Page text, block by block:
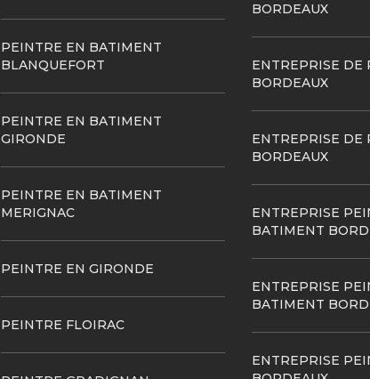
PEINTRE EN BATIMENT
BLANQUEFORT
PEINTRE EN BATIMENT
GIRONDE
PEINTRE EN BATIMENT
MERIGNAC
PEINTRE EN GIRONDE
PEINTRE FLOIRAC
BORDEAUX
ENTREPRISE DE
BORDEAUX
ENTREPRISE DE
BORDEAUX
ENTREPRISE
BATIMENT
ENTREPRISE
BATIMENT
ENTREPRISE